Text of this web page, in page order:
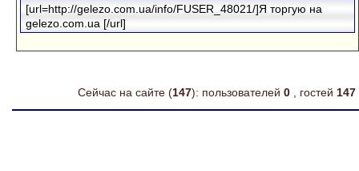
[url=http://gelezo.com.ua/info/FUSER_48021/]Я торгую на
gelezo.com.ua [/url]
Сейчас на сайте (147): пользователей 0 , гостей 147